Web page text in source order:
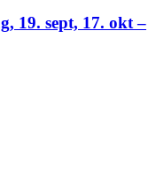
19. sept, 17. okt –